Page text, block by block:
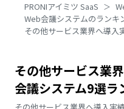
PRONIアイミツ SaaS
Web会議システムのランキ
その他サービス業界へ導入
その他サービス業
会議システム9選ラ